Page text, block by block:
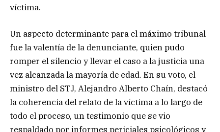
víctima.
Un aspecto determinante para el máximo tribunal
fue la valentía de la denunciante, quien pudo
romper el silencio y llevar el caso a la justicia una
vez alcanzada la mayoría de edad. En su voto, el
ministro del STJ, Alejandro Alberto Chaín, destacó
la coherencia del relato de la víctima a lo largo de
todo el proceso, un testimonio que se vio
respaldado por informes periciales psicológicos y